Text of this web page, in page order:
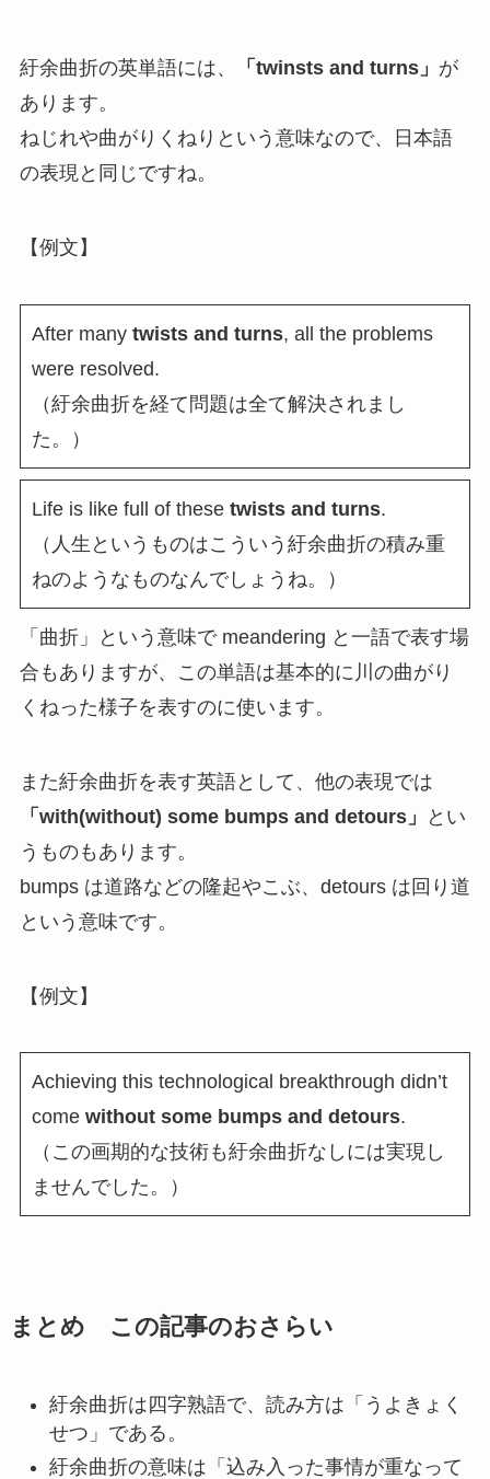
紆余曲折の英単語には、 「twinsts and turns」 が
あります。
ねじれや曲がりくねりという意味なので、日本語
の表現と同じですね。
【例文】
After many twists and turns, all the problems
were resolved.
（紆余曲折を経て問題は全て解決されまし
た。）
Life is like full of these twists and turns.
（人生というものはこういう紆余曲折の積み重
ねのようなものなんでしょうね。）
「曲折」という意味で meandering と一語で表す場
合もありますが、この単語は基本的に川の曲がり
くねった様子を表すのに使います。
また紆余曲折を表す英語として、他の表現では
「with(without) some bumps and detours」
とい
うものもあります。
bumps は道路などの隆起やこぶ、detours は回り道
という意味です。
【例文】
Achieving this technological breakthrough didn’t
come without some bumps and detours.
（この画期的な技術も紆余曲折なしには実現し
ませんでした。）
まとめ この記事のおさらい
紆余曲折は四字熟語で、読み方は「うよきょく
せつ」である。
紆余曲折の意味は「込み入った事情が重なって